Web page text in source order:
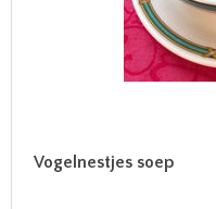
Vogelnestjes soep